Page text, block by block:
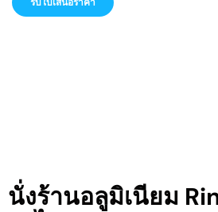
รับใบเสนอราคา
นั่งร้านอลูมิเนียม